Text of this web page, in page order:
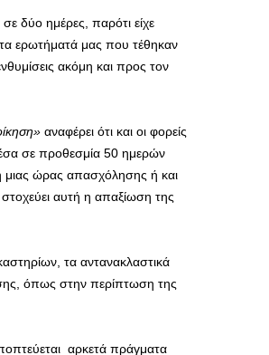
δύο ημέρες, παρότι είχε
ερωτήματά μας που τέθηκαν
ακόμη και προς τον
αναφέρει ότι και οι φορείς
σε προθεσμία 50 ημερών
ώρας απασχόλησης ή και
αυτή η απαξίωση της
τα αντανακλαστικά
όπως στην περίπτωση της
αρκετά πράγματα